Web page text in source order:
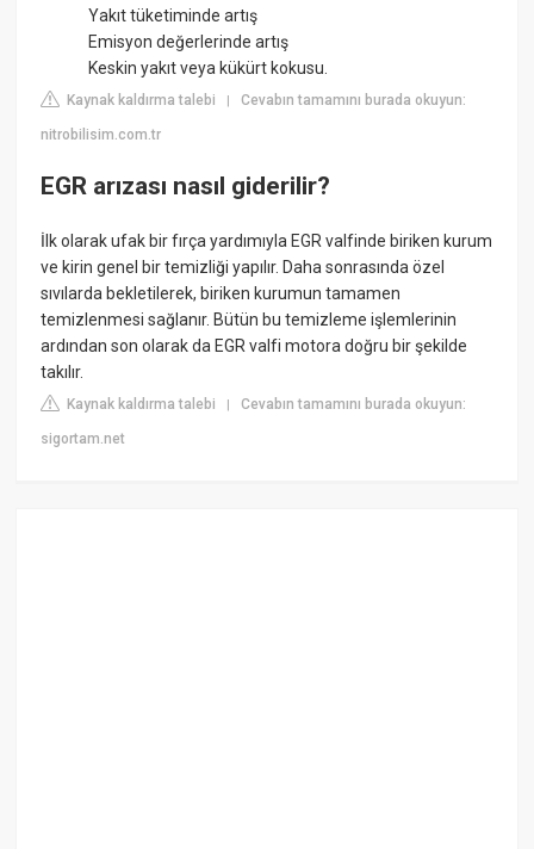
Yakıt tüketiminde artış
Emisyon değerlerinde artış
Keskin yakıt veya kükürt kokusu.
Kaynak kaldırma talebi |Cevabın tamamını burada okuyun:
nitrobilisim.com.tr
EGR arızası nasıl giderilir?
İlk olarak ufak bir fırça yardımıyla EGR valfinde biriken kurum
ve kirin genel bir temizliği yapılır. Daha sonrasında özel
sıvılarda bekletilerek, biriken kurumun tamamen
temizlenmesi sağlanır. Bütün bu temizleme işlemlerinin
ardından son olarak da EGR valfi motora doğru bir şekilde
takılır.
Kaynak kaldırma talebi |Cevabın tamamını burada okuyun:
sigortam.net